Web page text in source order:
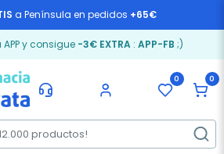
a Península en pedidos +65€
y consigue -3€ EXTRA: APP-FB ;)
0 0